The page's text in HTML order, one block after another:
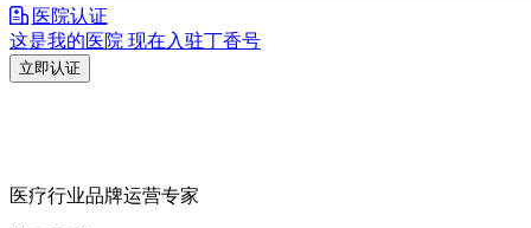
医院认证
这是我的医院 现在入驻丁香号
立即认证
医疗行业品牌运营专家